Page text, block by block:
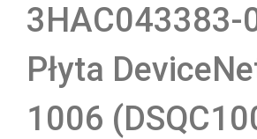
3HAC043383-
Płyta
1006